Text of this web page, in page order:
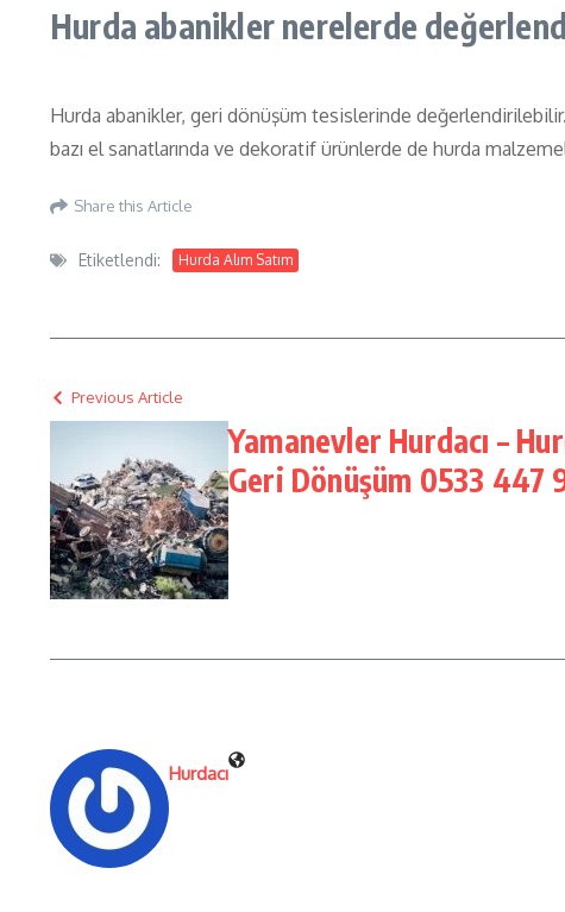
Hurda abanikler nerelerde
Hurda abanikler, geri dönüşüm tesislerinde
bazı el sanatlarında ve dekoratif ürünlerde de hurda
Share this Article
Etiketlendi: Hurda Alım Satım
Previous Article
Yamanevler Hurdacı –
Geri Dönüşüm 0533 447
Hurdacı